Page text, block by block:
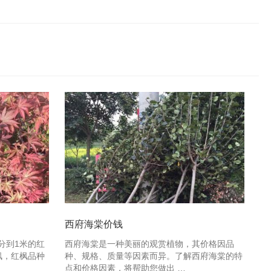
到1米的红
红枫品种
西府海棠价钱
西府海棠是一种美丽的观赏植物，其价格因品
种、规格、质量等因素而异。了解西府海棠的特
点和价格因素，将帮助您做出 …